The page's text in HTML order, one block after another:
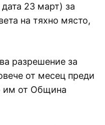
23 март) за
на тяхно място,
разрешение за
от месец преди
им от Община